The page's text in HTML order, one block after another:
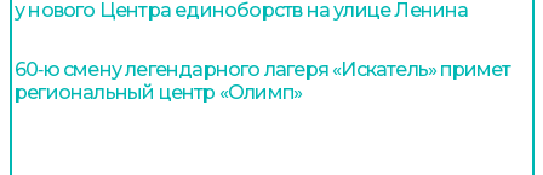
у нового Центра единоборств на улице Ленина
60‑ю смену легендарного лагеря «Искатель» примет
региональный центр «Олимп»